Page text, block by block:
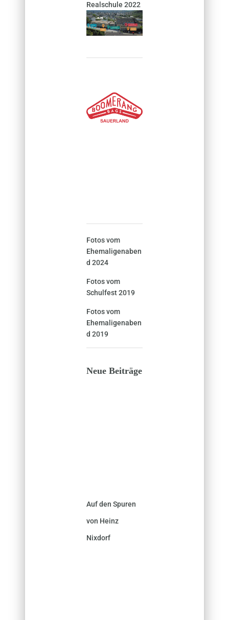
Realschule 2022
Fotos vom
Ehemaligenaben
d 2024
Fotos vom
Schulfest 2019
Fotos vom
Ehemaligenaben
d 2019
Neue Beiträge
Auf den Spuren
von Heinz
Nixdorf